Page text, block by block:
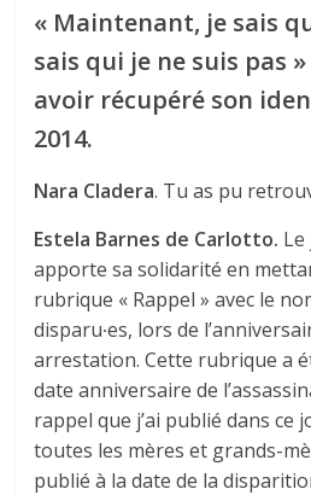
« Maintenant, je sais
sais qui je ne suis pas
avoir récupéré son
2014.
Nara Cladera. Tu as pu
Estela Barnes de Carlotto.
apporte sa solidarité en
rubrique « Rappel » avec le
disparu∙es, lors de
arrestation. Cette rubrique a
date anniversaire de
rappel que j’ai publié dans ce
toutes les mères et grands-
publié à la date de la